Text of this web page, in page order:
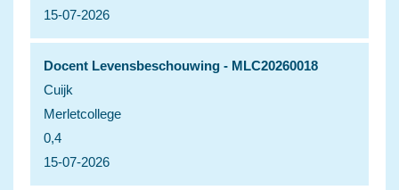
15-07-2026
Docent Levensbeschouwing - MLC20260018
Cuijk
Merletcollege
0,4
15-07-2026